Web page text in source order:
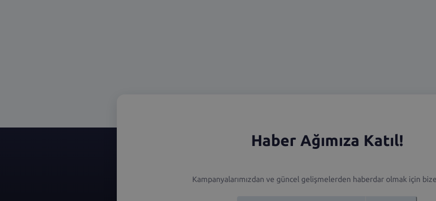
Haber Ağımıza Katıl!
Kampanyalarımızdan ve güncel gelişmelerden haberdar olmak için bize